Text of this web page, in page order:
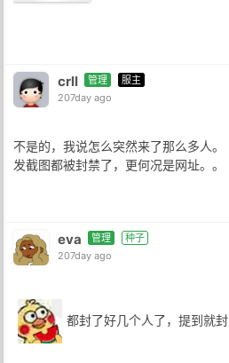
crll 管理
服主
207day ago
不是的，我说怎么突然来了那么多人。
发截图都被封禁了，更何况是网址。。
eva 管理
种子
207day ago
都封了好几个人了，提到就封